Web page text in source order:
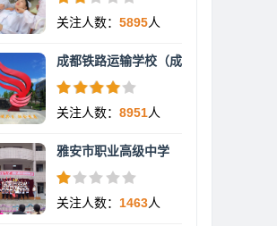
关注人数： 5895人
成都铁路运输学校（成
关注人数： 8951人
雅安市职业高级中学
关注人数： 1463人